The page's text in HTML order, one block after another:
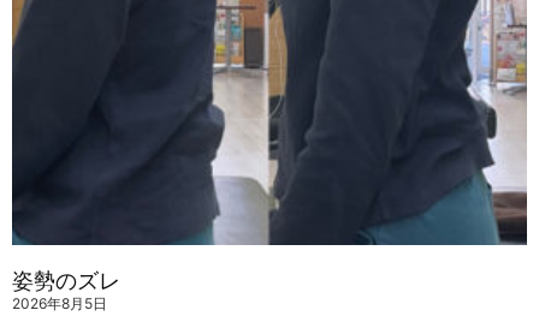
姿勢のズレ
2026年8月5日